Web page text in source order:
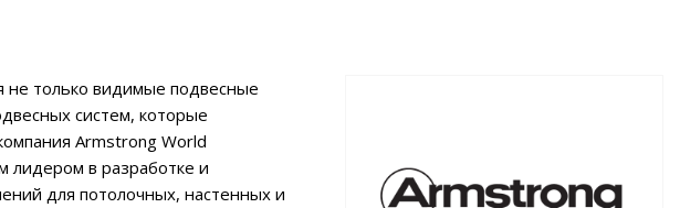
не только видимые подвесные
систем, которые
Armstrong World
лидером в разработке и
для потолочных, настенных и